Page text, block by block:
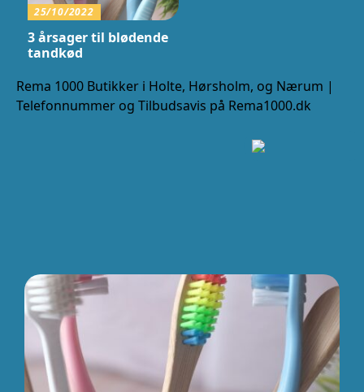
25/10/2022
3 årsager til blødende
tandkød
Rema 1000 Butikker i Holte, Hørsholm, og Nærum |
Telefonnummer og Tilbudsavis på Rema1000.dk